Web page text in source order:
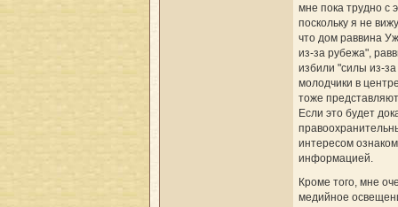
мне пока трудно с
поскольку я не
что дом раввина
из-за рубежа",
избили "силы из-
молодчики в
тоже
Если это будет
интересом
информацией.
Кроме того, мне
медийное